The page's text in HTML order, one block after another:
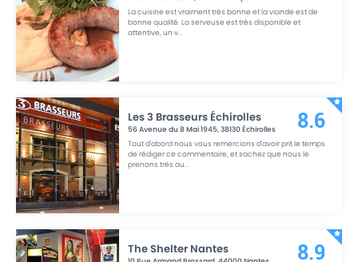
La cuisine est vraiment très bonne et la viande est de
bonne qualité. La serveuse est très disponible et
attentive, un v...
Les 3 Brasseurs Échirolles
56 Avenue du 8 Mai 1945,38130Échirolles
Tout d'abord nous vous remercions d'avoir prit le temps
de rédiger ce commentaire, et sachez que nous le
prenons très au...
8.6
The Shelter Nantes 8.9